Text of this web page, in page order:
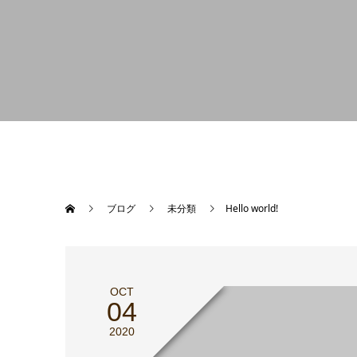
ブログ 未分類 Hello world!
OCT
04
2020